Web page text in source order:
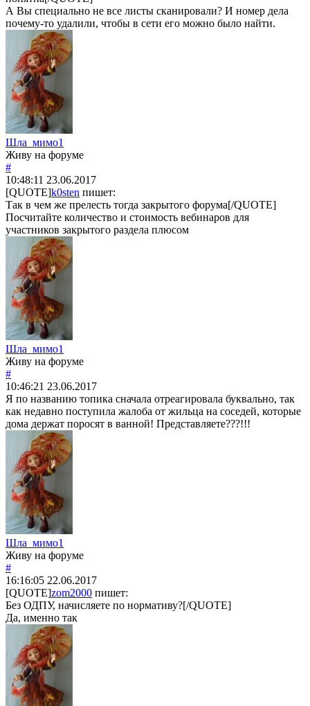
А Вы специально не все листы сканировали? И номер дела
почему-то удалили, чтобы в сети его можно было найти.
Шла_мимо1
Живу на форуме
#
10:48:11 23.06.2017
[QUOTE]k0sten пишет:
Так в чем же прелесть тогда закрытого форума[/QUOTE]
Посчитайте количество и стоимость вебинаров для
участников закрытого раздела плюсом
Шла_мимо1
Живу на форуме
#
10:46:21 23.06.2017
Я по названию топика сначала отреагировала буквально, так
как недавно поступила жалоба от жильца на соседей, которые
дома держат поросят в ванной! Представляете???!!!
Шла_мимо1
Живу на форуме
#
16:16:05 22.06.2017
[QUOTE]zom2000 пишет:
Без ОДПУ, начисляете по нормативу?[/QUOTE]
Да, именно так